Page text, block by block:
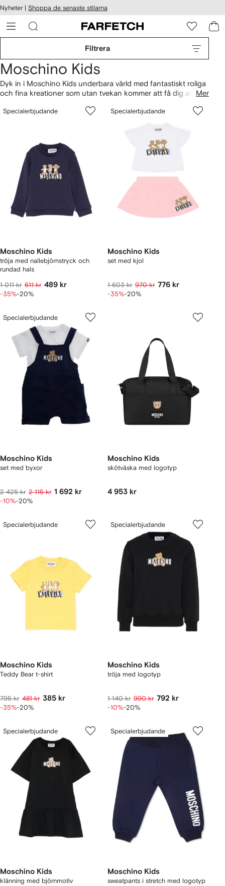
till
Nyheter | Shoppa de senaste stilarna
Filtrera
Moschino Kids
Dyk in i Moschino Kids underbara värld med fantastiskt roliga
och fina kreationer som utan tvekan kommer att få dig att le.
märket en färgglad kollektion med roliga tryck och tecknad
Upptäck säsongens utbud av nyheter och moderna klassiker
från Moschino Kids nedan.
Mer
Specialerbjudande
Moschino Kids
tröja med nallebjörnstryck och
rundad hals
1 011 kr 611 kr 489 kr
-35%-20%
Specialerbjudande
Moschino Kids
set med kjol
1 603 kr 970 kr 776 kr
-35%-20%
Specialerbjudande
Moschino Kids
set med byxor
2 425 kr 2 115 kr 1 692 kr
-10%-20%
Moschino Kids
skötväska med logotyp
4 953 kr
Specialerbjudande
Moschino Kids
Teddy Bear t-shirt
795 kr 481 kr 385 kr
-35%-20%
Specialerbjudande
Moschino Kids
tröja med logotyp
1 140 kr 990 kr 792 kr
-10%-20%
Specialerbjudande
Moschino Kids
klänning med björnmotiv
Specialerbjudande
Moschino Kids
sweatpants i stretch med logotyp